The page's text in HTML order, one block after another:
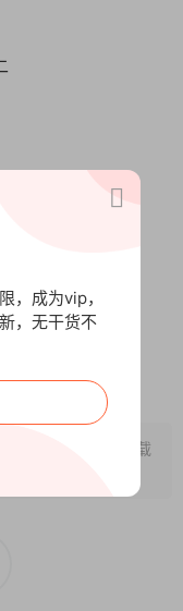
，转载
，成为vip，
，无干货不